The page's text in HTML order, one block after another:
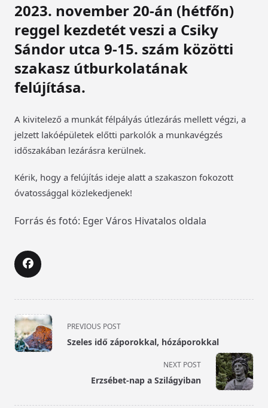
2023. november 20-án (hétfőn)
reggel kezdetét veszi a Csiky
Sándor utca 9-15. szám közötti
szakasz útburkolatának
felújítása.
A kivitelező a munkát félpályás útlezárás mellett végzi, a
jelzett lakóépületek előtti parkolók a munkavégzés
időszakában lezárásra kerülnek.
Kérik, hogy a felújítás ideje alatt a szakaszon fokozott
óvatossággal közlekedjenek!
Forrás és fotó: Eger Város Hivatalos oldala
<span
class="nav-
subtitle
PREVIOUS POST
Szeles idő záporokkal, hózáporokkal
NEXT POST
Erzsébet-nap a Szilágyiban